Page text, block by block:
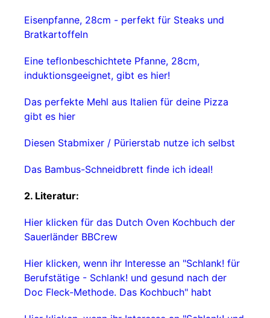
Eisenpfanne, 28cm - perfekt für Steaks und
Bratkartoffeln
Eine teflonbeschichtete Pfanne, 28cm,
induktionsgeeignet, gibt es hier!
Das perfekte Mehl aus Italien für deine Pizza
gibt es hier
Diesen Stabmixer / Pürierstab nutze ich selbst
Das Bambus-Schneidbrett finde ich ideal!
2. Literatur:
Hier klicken für das Dutch Oven Kochbuch der
Sauerländer BBCrew
Hier klicken, wenn ihr Interesse an "Schlank! für
Berufstätige - Schlank! und gesund nach der
Doc Fleck-Methode. Das Kochbuch" habt